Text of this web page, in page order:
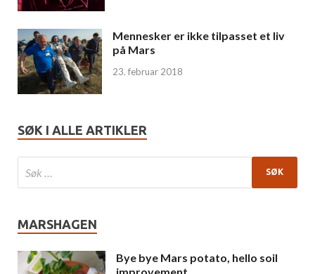
Mennesker er ikke tilpasset et liv
på Mars
23. februar 2018
SØK I ALLE ARTIKLER
MARSHAGEN
Bye bye Mars potato, hello soil